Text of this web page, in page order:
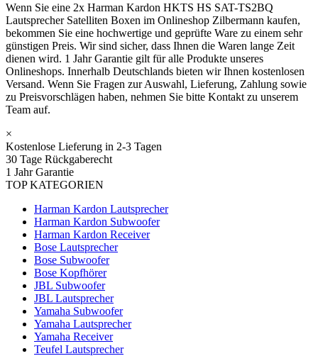
Wenn Sie eine 2x Harman Kardon HKTS HS SAT-TS2BQ
Lautsprecher Satelliten Boxen im Onlineshop Zilbermann kaufen,
bekommen Sie eine hochwertige und geprüfte Ware zu einem sehr
günstigen Preis. Wir sind sicher, dass Ihnen die Waren lange Zeit
dienen wird. 1 Jahr Garantie gilt für alle Produkte unseres
Onlineshops. Innerhalb Deutschlands bieten wir Ihnen kostenlosen
Versand. Wenn Sie Fragen zur Auswahl, Lieferung, Zahlung sowie
zu Preisvorschlägen haben, nehmen Sie bitte Kontakt zu unserem
Team auf.
×
Kostenlose Lieferung in 2-3 Tagen
30 Tage Rückgaberecht
1 Jahr Garantie
TOP KATEGORIEN
Harman Kardon Lautsprecher
Harman Kardon Subwoofer
Harman Kardon Receiver
Bose Lautsprecher
Bose Subwoofer
Bose Kopfhörer
JBL Subwoofer
JBL Lautsprecher
Yamaha Subwoofer
Yamaha Lautsprecher
Yamaha Receiver
Teufel Lautsprecher